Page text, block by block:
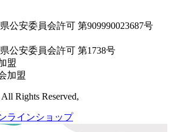
公安委員会許可 第909990023687号
公安委員会許可 第1738号
盟
加盟
Rights Reserved,